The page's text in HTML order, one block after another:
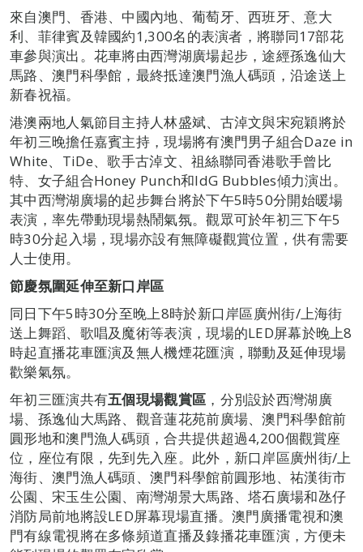
來自澳門、香港、中國內地、葡萄牙、西班牙、意大
利、菲律賓及韓國約1,300名的表演者，將聯同17部花
車參與演出。花車將由西灣湖廣場起步，途經孫逸仙大
馬路、澳門科學館，最終抵達澳門漁人碼頭，沿途送上
新春祝福。
港澳兩地人氣節目主持人林盛斌、古淖文與宋宛穎將於
年初三晚擔任嘉賓主持，現場將有澳門男子組合Daze in
White、TiDe、歌手古淖文、祖絲聯同香港歌手曾比
特、女子組合Honey Punch和IdG Bubbles傾力演出。
其中西灣湖廣場的起步舞台將於下午5時50分開始暖場
表演，率先帶動現場熱鬧氣氛。觀眾可於年初三下午5
時30分起入場，現場亦設有無障礙觀賞位置，供有需要
人士使用。
節慶氛圍延伸至新口岸區
同日下午5時30分至晚上8時於新口岸區廣州街/上海街
送上舞蹈、歌唱及魔術等表演，現場的LED屏幕於晚上8
時起直播花車匯演及無人機煙花匯演，聯動及延伸現場
歡樂氣氛。
年初三匯演共有五個現場觀賞區 ，分別設於西灣湖廣
場、孫逸仙大馬路、觀音蓮花苑前廣場、澳門科學館前
圓形地和澳門漁人碼頭，合共提供超過4,200個觀賞座
位，座位有限，先到先入座。此外，新口岸區廣州街/上
海街、澳門漁人碼頭、澳門科學館前圓形地、祐漢街市
公園、宋玉生公園、南灣湖景大馬路、塔石廣場和氹仔
消防局前地將設LED屏幕現場直播。澳門廣播電視和澳
門有線電視將在多條頻道直播及錄播花車匯演，方便未